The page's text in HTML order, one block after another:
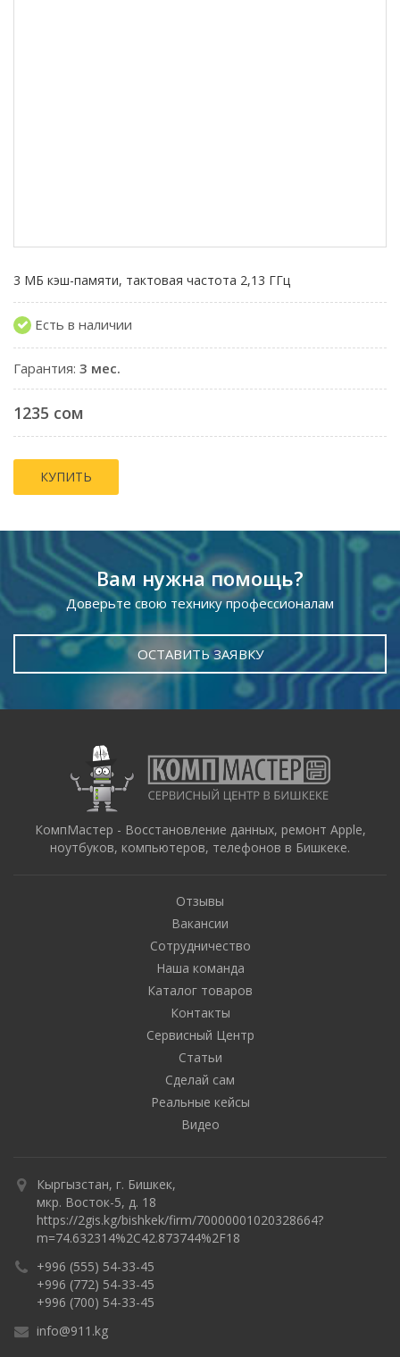
3 МБ кэш-памяти, тактовая частота 2,13 ГГц
Есть в наличии
Гарантия: 3 мес.
1235 сом
КУПИТЬ
Вам нужна помощь?
Доверьте свою технику профессионалам
ОСТАВИТЬ ЗАЯВКУ
КомпМастер - Восстановление данных, ремонт Apple,
ноутбуков, компьютеров, телефонов в Бишкеке.
Отзывы
Вакансии
Сотрудничество
Наша команда
Каталог товаров
Контакты
Сервисный Центр
Статьи
Сделай сам
Реальные кейсы
Видео
Кыргызстан, г. Бишкек,
мкр. Восток-5, д. 18
https://2gis.kg/bishkek/firm/70000001020328664?
m=74.632314%2C42.873744%2F18
+996 (555) 54-33-45
+996 (772) 54-33-45
+996 (700) 54-33-45
info@911.kg